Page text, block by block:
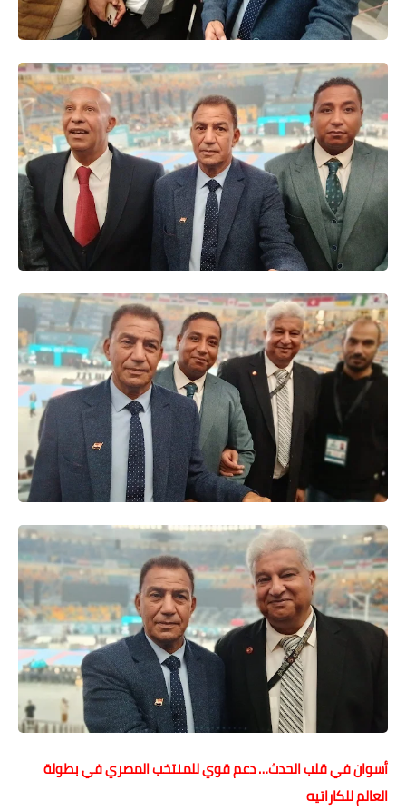
أسوان في قلب الحدث… دعم قوي للمنتخب المصري في بطولة
العالم للكاراتيه